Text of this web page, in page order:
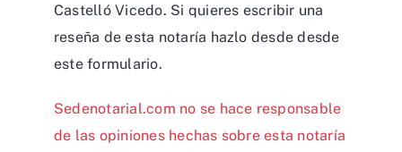
Castelló Vicedo. Si quieres escribir una
reseña de esta notaría hazlo desde desde
este formulario.
Sedenotarial.com no se hace responsable
de las opiniones hechas sobre esta notaría